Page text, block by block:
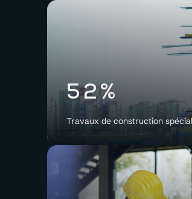
52%
Travaux de construction